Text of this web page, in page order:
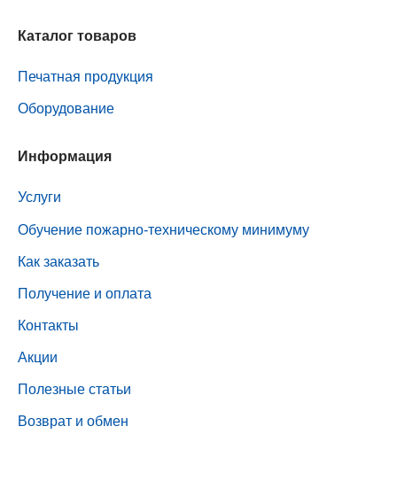
Каталог товаров
Печатная продукция
Оборудование
Информация
Услуги
Обучение пожарно-техническому минимуму
Как заказать
Получение и оплата
Контакты
Акции
Полезные статьи
Возврат и обмен